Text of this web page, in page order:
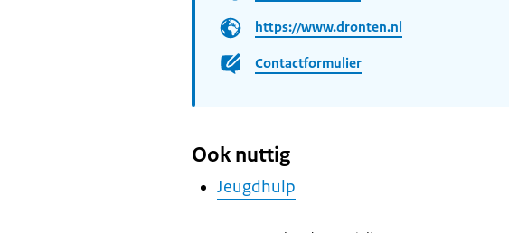
https://www.dronten.nl
Contactformulier
Ook nuttig
Jeugdhulp